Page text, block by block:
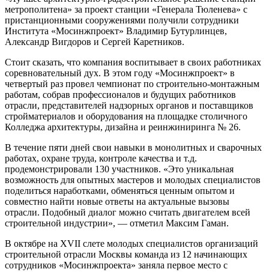
метрополитена» за проект станции «Генерала Тюленева» с
пристанционными сооружениями получили сотрудники
Института «Мосинжпроект» Владимир Бутурлинцев,
Александр Вигдоров и Сергей Каретников.
Стоит сказать, что компания воспитывает в своих работниках
соревновательный дух. В этом году «Мосинжпроект» в
четвертый раз провел чемпионат по строительно-монтажным
работам, собрав профессионалов и будущих работников
отрасли, представителей надзорных органов и поставщиков
стройматериалов и оборудования на площадке столичного
Колледжа архитектуры, дизайна и реинжиниринга № 26.
В течение пяти дней свои навыки в монолитных и сварочных
работах, охране труда, контроле качества и т.д.
продемонстрировали 130 участников. «Это уникальная
возможность для опытных мастеров и молодых специалистов
поделиться наработками, обменяться ценным опытом и
совместно найти новые ответы на актуальные вызовы
отрасли. Подобный диалог можно считать двигателем всей
строительной индустрии», — отметил Максим Гаман.
В октябре на XVII слете молодых специалистов организаций
строительной отрасли Москвы команда из 12 начинающих
сотрудников «Мосинжпроекта» заняла первое место с